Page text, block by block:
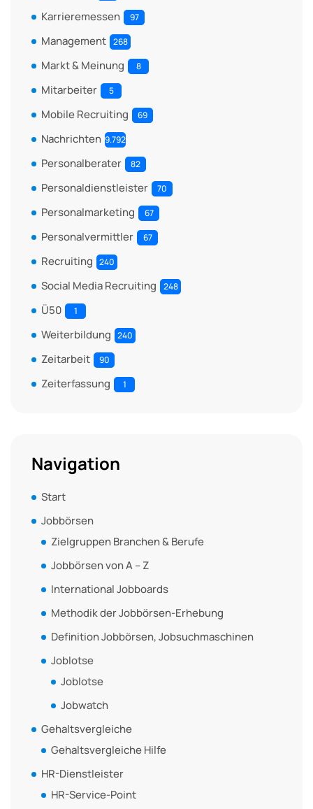
Karrieremessen 97
Management 268
Markt & Meinung 8
Mitarbeiter 5
Mobile Recruiting 69
Nachrichten 9.792
Personalberater 82
Personaldienstleister 70
Personalmarketing 67
Personalvermittler 67
Recruiting 240
Social Media Recruiting 248
Ü50 1
Weiterbildung 240
Zeitarbeit 90
Zeiterfassung 1
Navigation
Start
Jobbörsen
Zielgruppen Branchen & Berufe
Jobbörsen von A – Z
International Jobboards
Methodik der Jobbörsen-Erhebung
Definition Jobbörsen, Jobsuchmaschinen
Joblotse
Joblotse
Jobwatch
Gehaltsvergleiche
Gehaltsvergleiche Hilfe
HR-Dienstleister
HR-Service-Point